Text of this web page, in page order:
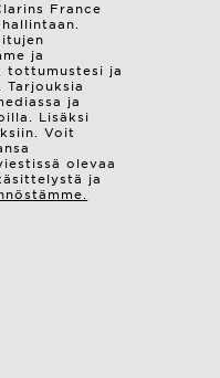
France
ja
tottumustesi ja
ja
Lisäksi
Voit
olevaa
ja